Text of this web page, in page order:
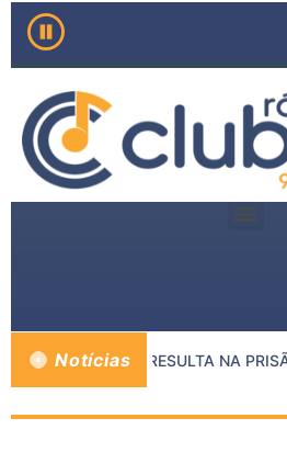
Notícias
MP E PMMG RESULTA NA